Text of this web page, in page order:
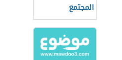
المجتمع